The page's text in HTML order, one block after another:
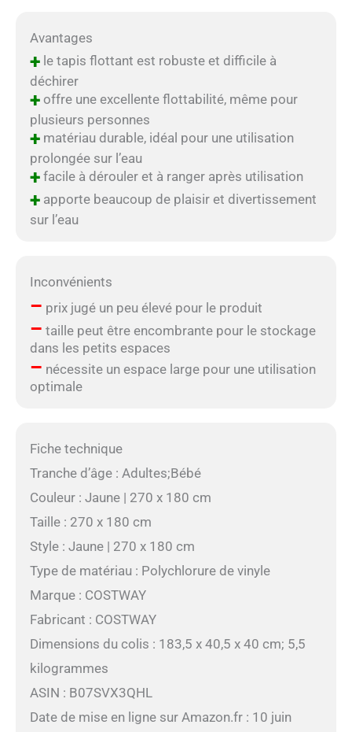
Avantages
+le tapis flottant est robuste et difficile à
déchirer
+offre une excellente flottabilité, même pour
plusieurs personnes
+matériau durable, idéal pour une utilisation
prolongée sur l’eau
+facile à dérouler et à ranger après utilisation
+apporte beaucoup de plaisir et divertissement
sur l’eau
Inconvénients
– prix jugé un peu élevé pour le produit
– taille peut être encombrante pour le stockage
dans les petits espaces
– nécessite un espace large pour une utilisation
optimale
Fiche technique
Tranche d’âge : Adultes;Bébé
Couleur : Jaune | 270 x 180 cm
Taille : 270 x 180 cm
Style : Jaune | 270 x 180 cm
Type de matériau : Polychlorure de vinyle
Marque : COSTWAY
Fabricant : COSTWAY
Dimensions du colis : 183,5 x 40,5 x 40 cm; 5,5
kilogrammes
ASIN : B07SVX3QHL
Date de mise en ligne sur Amazon.fr : 10 juin